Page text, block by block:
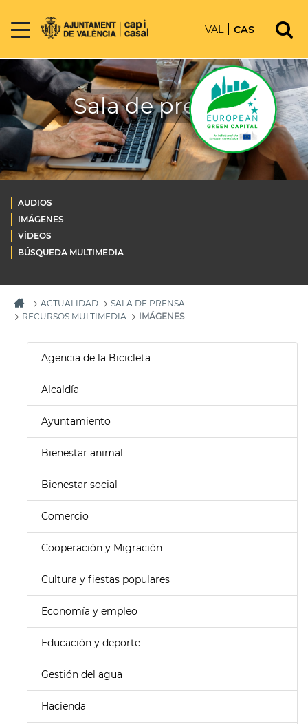
VAL CAS
Sala de prensa
AUDIOS
IMÁGENES
VÍDEOS
BÚSQUEDA MULTIMEDIA
ACTUALIDAD
SALA DE PRENSA
RECURSOS MULTIMEDIA
IMÁGENES
Agencia de la Bicicleta
Alcaldía
Ayuntamiento
Bienestar animal
Bienestar social
Comercio
Cooperación y Migración
Cultura y fiestas populares
Economía y empleo
Educación y deporte
Gestión del agua
Hacienda